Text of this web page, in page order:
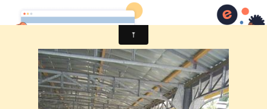
Comité des fêtes de CHEUX